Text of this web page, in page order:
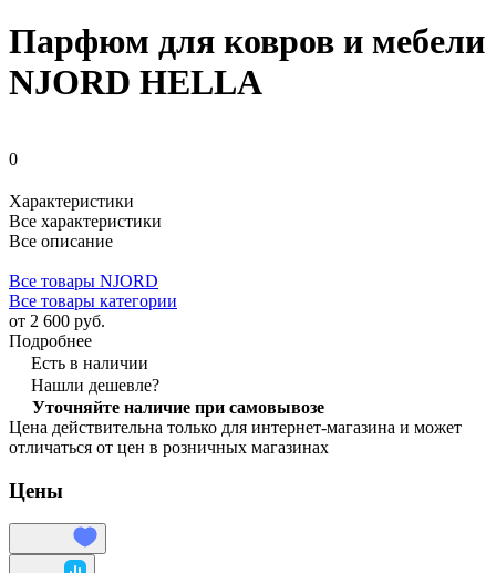
Парфюм для ковров и мебели
NJORD HELLA
0
Характеристики
Все характеристики
Все описание
Все товары NJORD
Все товары категории
от 2 600 руб.
Подробнее
Есть в наличии
Нашли дешевле?
Уточняйте наличие при самовывозе
Цена действительна только для интернет-магазина и может
отличаться от цен в розничных магазинах
Цены